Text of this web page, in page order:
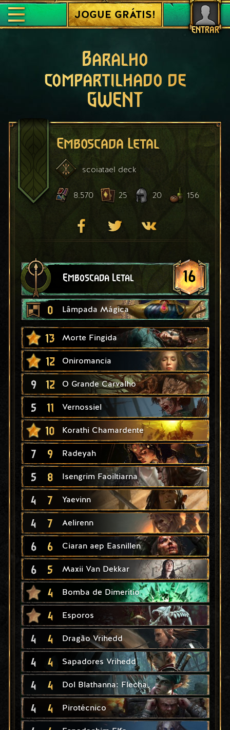
ENTRAR
JOGUE GRÁTIS!
Baralho
compartilhado de
GWENT
Emboscada Letal
scoiatael deck
8.570 25 20 156
Emboscada Letal 16
0 Lâmpada Mágica
13 Morte Fingida
12 Oniromancia
9 12 O Grande Carvalho
5 11 Vernossiel
10 Korathi Chamardente
7 9 Radeyah
5 8 Isengrim Faoiltiarna
4 7 Yaevinn
4 7 Aelirenn
6 6 Ciaran aep Easnillen
6 5 Maxii Van Dekkar
4 Bomba de Dimerítio
4 Esporos
4 4 Dragão Vrihedd
4 4 Sapadores Vrihedd
4 4 Dol Blathanna: Flecha
4 4 Pirotécnico